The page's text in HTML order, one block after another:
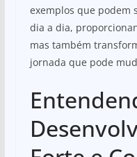
exemplos que podem
dia a dia,
mas também
jornada que pode